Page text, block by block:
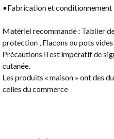
•Fabrication et conditionnement
Matériel recommandé : Tablier
protection , Flacons ou pots vides
Précautions Il est impératif de
cutanée.
Les produits « maison » ont des
celles du commerce